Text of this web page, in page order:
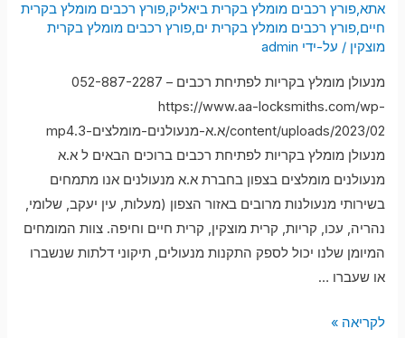
אתא,פורץ רכבים מומלץ בקרית ביאליק,פורץ רכבים מומלץ בקרית
חיים,פורץ רכבים מומלץ בקרית ים,פורץ רכבים מומלץ בקרית
מוצקין / על-ידי admin
מנעולן מומלץ בקריות לפתיחת רכבים – 052-887-2287
https://www.aa-locksmiths.com/wp-
content/uploads/2023/02/א.א-מנעולנים-מומלצים-3.mp4
מנעולן מומלץ בקריות לפתיחת רכבים ברוכים הבאים ל א.א
מנעולנים מומלצים בצפון בחברת א.א מנעולנים אנו מתמחים
בשירותי מנעולנות מרובים באזור הצפון (מעלות, עין יעקב, שלומי,
נהריה, עכו, קריות, קרית מוצקין, קרית חיים וחיפה. צוות המומחים
המיומן שלנו יכול לספק התקנות מנעולים, תיקוני דלתות שנשברו
או שעברו …
מנעולן
לקריאה »